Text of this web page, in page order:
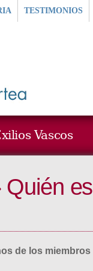
TESTIMONIOS
Vascos
es
de los miembros